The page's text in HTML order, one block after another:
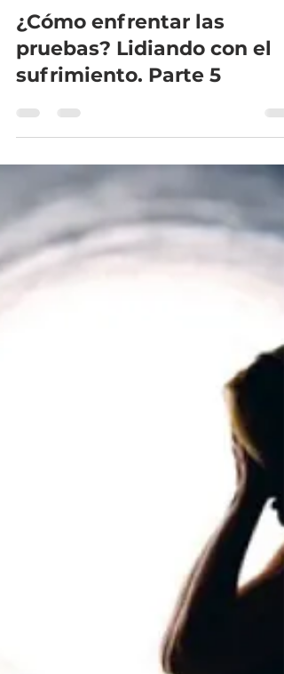
IBBBQ
18 nov 2019
3 min de lectura
¿Cómo enfrentar las
pruebas? Lidiando con el
sufrimiento. Parte 5